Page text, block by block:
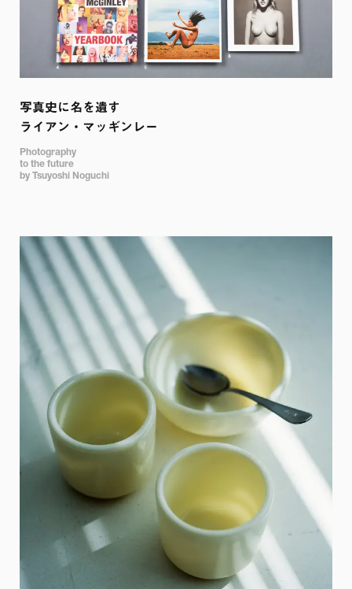
写真史に名を遺す
ライアン・マッギンレー
Photography
to the future
by Tsuyoshi Noguchi